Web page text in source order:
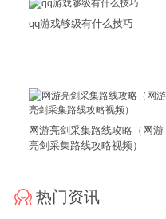
qq游戏够级有什么技巧
网游亮剑采集路线攻略（网游
亮剑采集路线攻略视频）
热门资讯